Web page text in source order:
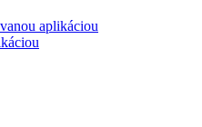
aplikáciou